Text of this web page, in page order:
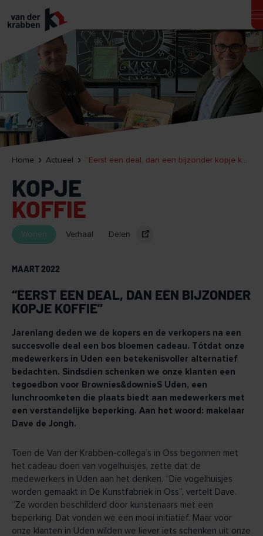
Home Actueel “Eerst een deal, dan een bijzonder kopje koffie”
KOPJE
KOFFIE
Wonen Verhaal Delen
MAART 2022
“EERST EEN DEAL, DAN EEN BIJZONDER
KOPJE KOFFIE”
Jarenlang deden we de kopers en de verkopers na een
succesvolle deal een bos bloemen cadeau. Tótdat onze
medewerkers in Uden een betekenisvoller alternatief
bedachten. Sindsdien schenken we onze klanten een
tegoedbon voor Brownies&downieS Uden, een
lunchroomketen die plaats biedt aan medewerkers met
een verstandelijke beperking. Aan het woord: makelaar
Dave de Jongh.
Toen de Van der Krabben-collega’s in Oss begonnen met
het cadeau doen van vogelhuisjes, zette dat de
medewerkers in Uden aan het denken. “Die vogelhuisjes
worden gemaakt in De Kunstfabriek in Oss”, vertelt Dave.
“Ze worden beschilderd door kunstenaars met een
beperking. Dat vonden we een mooi initiatief. Maar voor
onze klanten in Uden wilden we liever iets schenken uit onze